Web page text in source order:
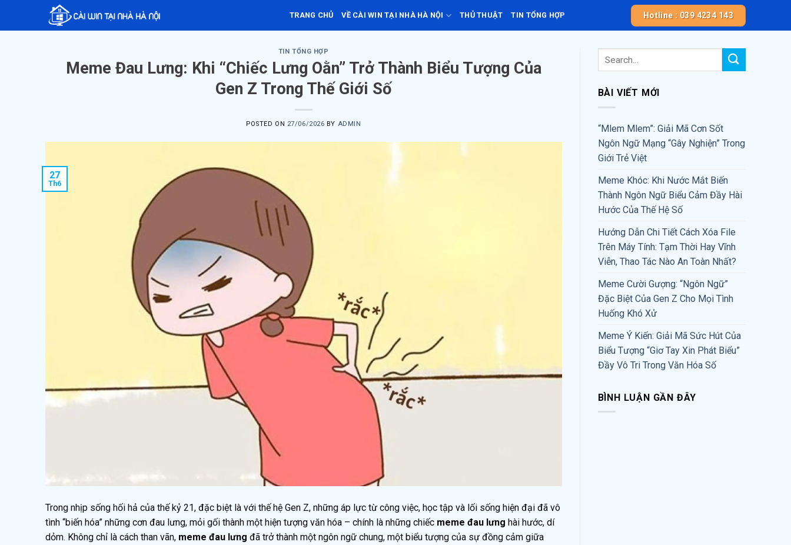
TRANG CHỦ VỀ CÀI WIN TẠI NHÀ HÀ NỘI THỦ THUẬT TIN TỔNG HỢP Hotline : 039 4234 143
TIN TỔNG HỢP
Meme Đau Lưng: Khi “Chiếc Lưng Oằn” Trở Thành Biểu Tượng Của
Gen Z Trong Thế Giới Số
POSTED ON 27/06/2026 BY ADMIN
27
Th6
Trong nhịp sống hối hả của thế kỷ 21, đặc biệt là với thế hệ Gen Z, những áp lực từ công việc, học tập và lối sống hiện đại đã vô
tình “biến hóa” những cơn đau lưng, mỏi gối thành một hiện tượng văn hóa – chính là những chiếc meme đau lưng hài hước, dí
dỏm. Không chỉ là cách than vãn, meme đau lưng đã trở thành một ngôn ngữ chung, một biểu tượng của sự đồng cảm giữa
BÀI VIẾT MỚI
“Mlem Mlem”: Giải Mã Cơn Sốt
Ngôn Ngữ Mạng “Gây Nghiện” Trong
Giới Trẻ Việt
Meme Khóc: Khi Nước Mắt Biến
Thành Ngôn Ngữ Biểu Cảm Đầy Hài
Hước Của Thế Hệ Số
Hướng Dẫn Chi Tiết Cách Xóa File
Trên Máy Tính: Tạm Thời Hay Vĩnh
Viễn, Thao Tác Nào An Toàn Nhất?
Meme Cười Gượng: “Ngôn Ngữ”
Đặc Biệt Của Gen Z Cho Mọi Tình
Huống Khó Xử
Meme Ý Kiến: Giải Mã Sức Hút Của
Biểu Tượng “Giơ Tay Xin Phát Biểu”
Đầy Vô Tri Trong Văn Hóa Số
BÌNH LUẬN GẦN ĐÂY